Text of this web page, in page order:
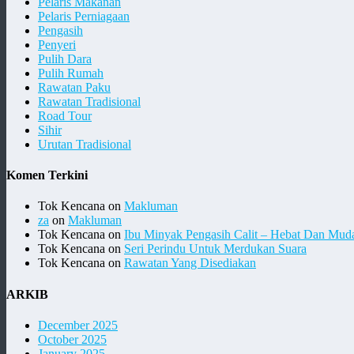
Pelaris Perniagaan
Pengasih
Penyeri
Pulih Dara
Pulih Rumah
Rawatan Paku
Rawatan Tradisional
Road Tour
Sihir
Urutan Tradisional
Komen Terkini
Tok Kencana on Makluman
za on Makluman
Tok Kencana on Ibu Minyak Pengasih Calit – Hebat Dan
Tok Kencana on Seri Perindu Untuk Merdukan Suara
Tok Kencana on Rawatan Yang Disediakan
ARKIB
December 2025
October 2025